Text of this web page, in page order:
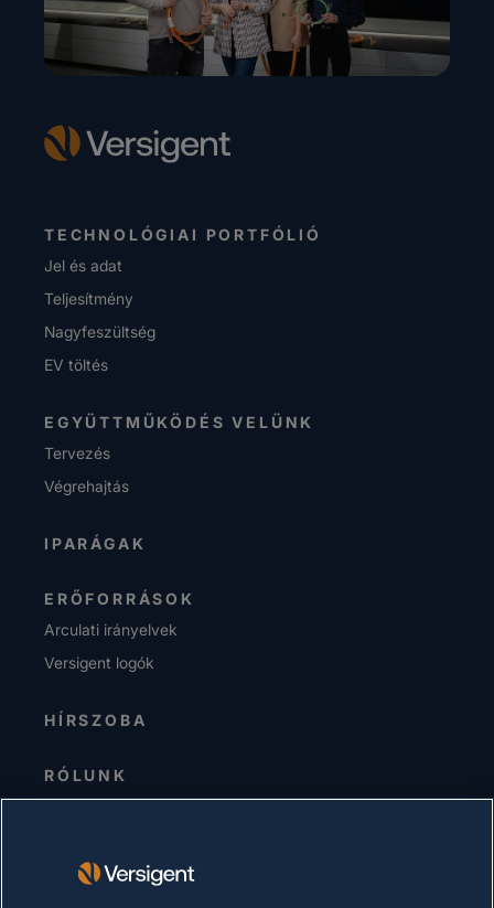
TECHNOLÓGIAI PORTFÓLIÓ
Jel és adat
Teljesítmény
Nagyfeszültség
EV töltés
EGYÜTTMŰKÖDÉS VELÜNK
Tervezés
Végrehajtás
IPARÁGAK
ERŐFORRÁSOK
Arculati irányelvek
Versigent logók
HÍRSZOBA
RÓLUNK
Senior Vezetőség
Beszállítók